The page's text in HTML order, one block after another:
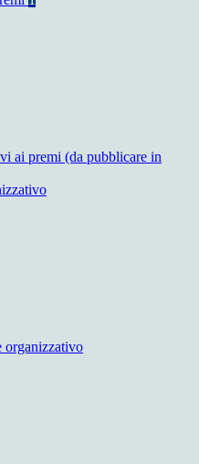
ai premi (da pubblicare in
organizzativo